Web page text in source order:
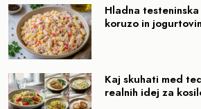
Hladna
koruzo in
Kaj skuhati med
realnih idej za